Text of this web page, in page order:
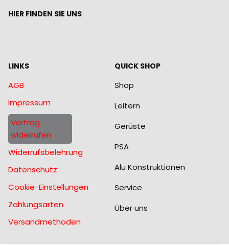
HIER FINDEN SIE UNS
LINKS
AGB
Impressum
Vertrag
widerrufen
Widerrufsbelehrung
Datenschutz
Cookie-Einstellungen
Zahlungsarten
Versandmethoden
QUICK SHOP
Shop
Leitern
Gerüste
PSA
Alu Konstruktionen
Service
Über uns